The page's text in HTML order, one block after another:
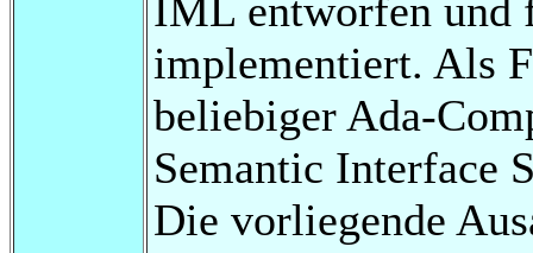
IML entworfen und
implementiert. Als
beliebiger Ada-
Semantic Interface
Die vorliegende